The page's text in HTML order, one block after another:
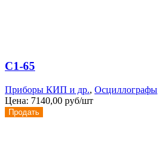
С1-65
Приборы КИП и др., Осциллографы
Цена: 7140,00 руб/шт
Продать